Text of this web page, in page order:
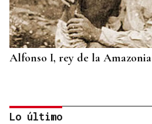
Alfonso I, rey de la Amazonia
Lo último